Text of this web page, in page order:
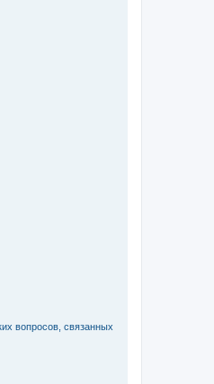
вопросов, связанных